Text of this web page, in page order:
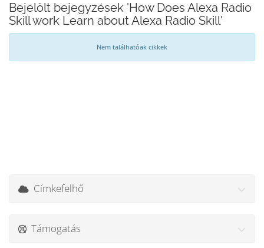
Bejelölt bejegyzések 'How Does Alexa Radio
Skill work Learn about Alexa Radio Skill'
Nem találhatóak cikkek
Címkefelhő
Támogatás